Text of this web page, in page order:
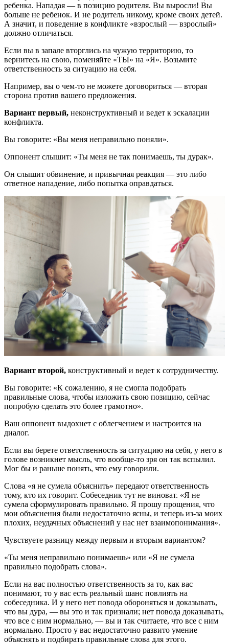
ребенка. Нападая — в позицию родителя. Вы выросли! Вы
больше не ребенок. И не родитель никому, кроме своих детей.
А значит, и поведение в конфликте «взрослый — взрослый»
должно отличаться.
Если вы в запале вторглись на чужую территорию, то
вернитесь на свою, поменяйте «ТЫ» на «Я». Возьмите
ответственность за ситуацию на себя.
Например, вы о чем-то не можете договориться — вторая
сторона против вашего предложения.
Вариант первый, неконструктивный и ведет к эскалации
конфликта.
Вы говорите: «Вы меня неправильно поняли».
Оппонент слышит: «Ты меня не так понимаешь, ты дурак».
Он слышит обвинение, и привычная реакция — это либо
ответное нападение, либо попытка оправдаться.
Вариант второй, конструктивный и ведет к сотрудничеству.
Вы говорите: «К сожалению, я не смогла подобрать
правильные слова, чтобы изложить свою позицию, сейчас
попробую сделать это более грамотно».
Ваш оппонент выдохнет с облегчением и настроится на
диалог.
Если вы берете ответственность за ситуацию на себя, у него в
голове возникнет мысль, что вообще-то зря он так вспылил.
Мог бы и раньше понять, что ему говорили.
Слова «я не сумела объяснить» передают ответственность
тому, кто их говорит. Собеседник тут не виноват. «Я не
сумела сформулировать правильно. Я прошу прощения, что
мои объяснения были недостаточно ясны, и теперь из-за моих
плохих, неудачных объяснений у нас нет взаимопонимания».
Чувствуете разницу между первым и вторым вариантом?
«Ты меня неправильно понимаешь» или «Я не сумела
правильно подобрать слова».
Если на вас полностью ответственность за то, как вас
понимают, то у вас есть реальный шанс повлиять на
собеседника. И у него нет повода обороняться и доказывать,
что вы дура, — вы это и так признали; нет повода доказывать,
что все с ним нормально, — вы и так считаете, что все с ним
нормально. Просто у вас недостаточно развито умение
объяснять и подбирать правильные слова для этого.